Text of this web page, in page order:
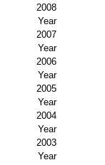
Presentación
Comunicaciones
Jornadas PAM
Premio Jóvenes
Buscador de
2008
Year
2007
Year
2006
Year
2005
Year
2004
Year
2003
Year